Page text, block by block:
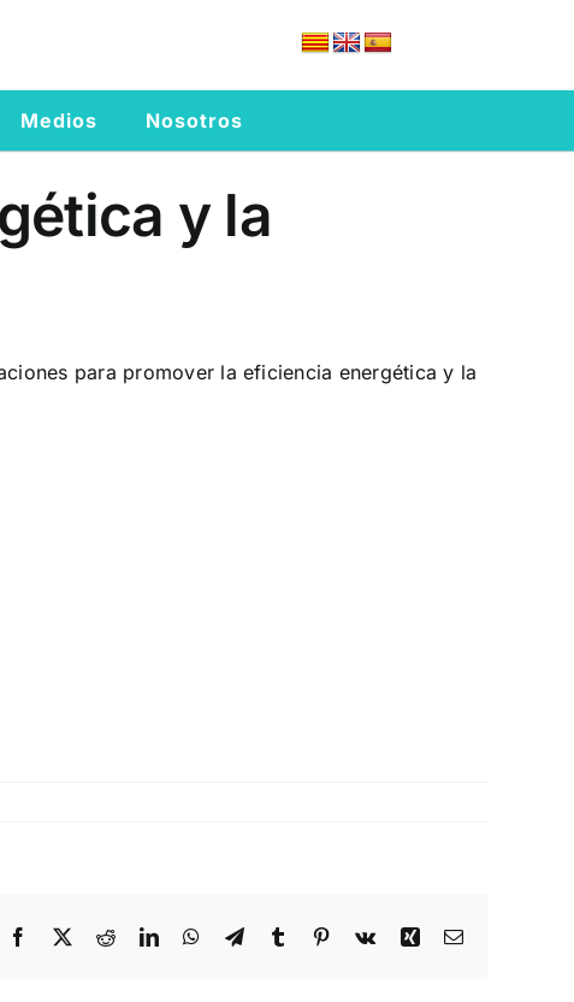
Medios Nosotros
y la
para promover la eficiencia energética y la
Facebook
X RedditLinkedInWhatsApp
TelegramTumblr Pinterest
Vk Xing Correo